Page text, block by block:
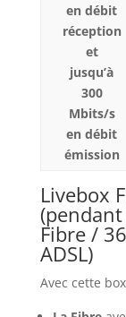
en débit
réception
et
jusqu’à
300
Mbits/s
en débit
émission
Livebox
Fibre /
ADSL)
Avec cette